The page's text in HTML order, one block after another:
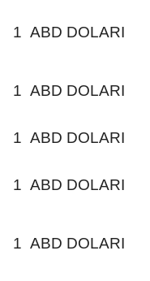
1 ABD DOLARI
1 ABD DOLARI
1 ABD DOLARI
1 ABD DOLARI
1 ABD DOLARI